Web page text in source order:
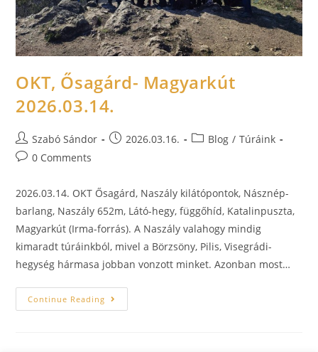
OKT, Ősagárd- Magyarkút
2026.03.14.
Szabó Sándor 2026.03.16. Blog / Túráink
0 Comments
2026.03.14. OKT Ősagárd, Naszály kilátópontok, Násznép-
barlang, Naszály 652m, Látó-hegy, függőhíd, Katalinpuszta,
Magyarkút (Irma-forrás). A Naszály valahogy mindig
kimaradt túráinkból, mivel a Börzsöny, Pilis, Visegrádi-
hegység hármasa jobban vonzott minket. Azonban most…
Continue Reading